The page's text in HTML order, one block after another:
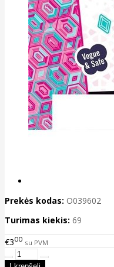
Prekės kodas: O039602
Turimas kiekis: 69
€300 su PVM